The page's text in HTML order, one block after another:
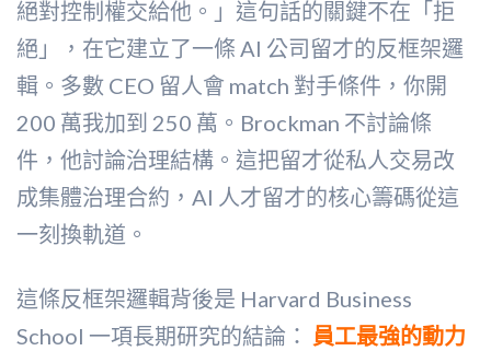
絕對控制權交給他。」這句話的關鍵不在「拒
絕」，在它建立了一條 AI 公司留才的反框架邏
輯。多數 CEO 留人會 match 對手條件，你開
200 萬我加到 250 萬。Brockman 不討論條
件，他討論治理結構。這把留才從私人交易改
成集體治理合約，AI 人才留才的核心籌碼從這
一刻換軌道。
這條反框架邏輯背後是 Harvard Business
School 一項長期研究的結論：
員工最強的動力